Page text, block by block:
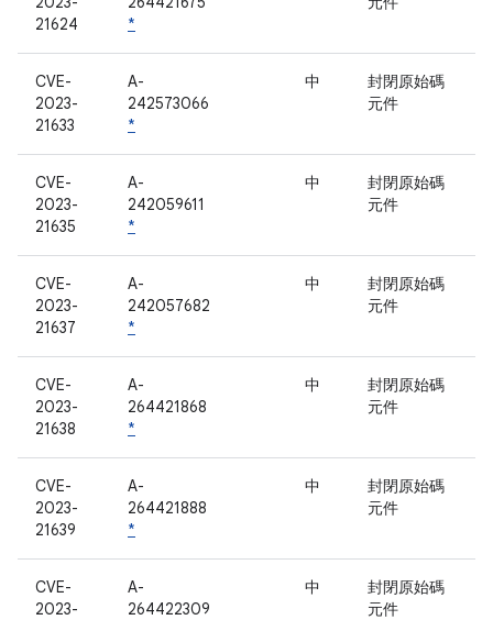
21624
*
CVE-
2023-
21633
A-
242573066
*
中
封閉原始碼
元件
CVE-
2023-
21635
A-
242059611
*
中
封閉原始碼
元件
CVE-
2023-
21637
A-
242057682
*
中
封閉原始碼
元件
CVE-
2023-
21638
A-
264421868
*
中
封閉原始碼
元件
CVE-
2023-
21639
A-
264421888
*
中
封閉原始碼
元件
CVE-
2023-
A-
264422309
中
封閉原始碼
元件